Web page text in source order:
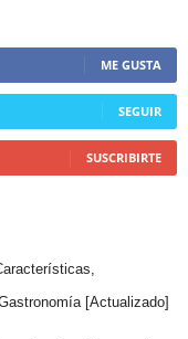
ME GUSTA
SEGUIR
SUSCRIBIRTE
[Actualizado]